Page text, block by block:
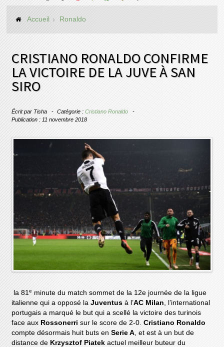
Accueil Ronaldo
CRISTIANO RONALDO CONFIRME
LA VICTOIRE DE LA JUVE À SAN
SIRO
Écrit parTisha Catégorie :Cristiano Ronaldo
Publication : 11 novembre 2018
la 81eminute du match sommet de la 12e journée de la ligue
italienne qui a opposé laJuventusà l’AC Milan , l’international
portugais a marqué le but qui a scellé la victoire des turinois
face aux Rossonerrisur le score de 2-0.Cristiano Ronaldo
compte désormais huit buts enSerie A , et est à un but de
distance de Krzysztof Piatek actuel meilleur buteur du